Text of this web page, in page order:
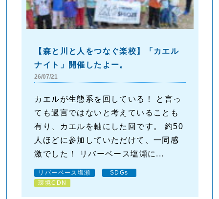
【森と川と人をつなぐ楽校】「カエル
ナイト」開催したよー。
26/07/21
カエルが生態系を回している！ と言っ
ても過言ではないと考えていることも
有り、カエルを軸にした回です。 約50
人ほどに参加していただけて、一同感
激でした！ リバーベース塩瀬に...
リバーベース塩瀬
SDGs
環境CDN